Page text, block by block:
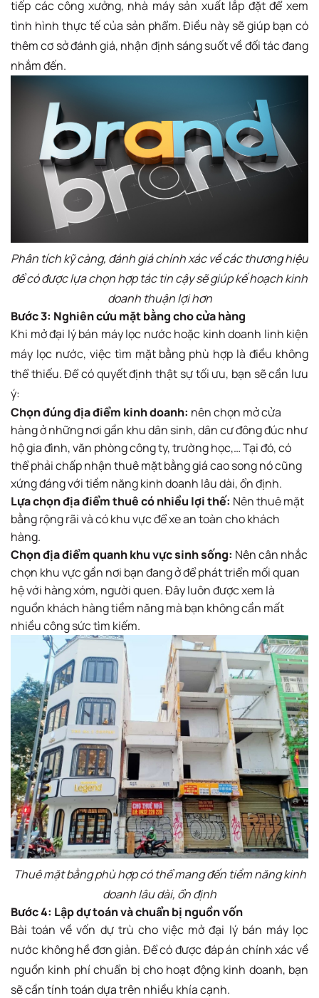
tiếp các công xưởng, nhà máy sản xuất lắp đặt để xem
tình hình thực tế của sản phẩm. Điều này sẽ giúp bạn có
thêm cơ sở đánh giá, nhận định sáng suốt về đối tác đang
nhắm đến.
Phân tích kỹ càng, đánh giá chính xác về các thương hiệu
để có được lựa chọn hợp tác tin cậy sẽ giúp kế hoạch kinh
doanh thuận lợi hơn
Bước 3: Nghiên cứu mặt bằng cho cửa hàng
Khi mở đại lý bán máy lọc nước hoặc kinh doanh linh kiện
máy lọc nước, việc tìm mặt bằng phù hợp là điều không
thể thiếu. Để có quyết định thật sự tối ưu, bạn sẽ cần lưu
ý:
Chọn đúng địa điểm kinh doanh: nên chọn mở cửa
hàng ở những nơi gần khu dân sinh, dân cư đông đúc như
hộ gia đình, văn phòng công ty, trường học,… Tại đó, có
thể phải chấp nhận thuê mặt bằng giá cao song nó cũng
xứng đáng với tiềm năng kinh doanh lâu dài, ổn định.
Lựa chọn địa điểm thuê có nhiều lợi thế: Nên thuê mặt
bằng rộng rãi và có khu vực để xe an toàn cho khách
hàng.
Chọn địa điểm quanh khu vực sinh sống: Nên cân nhắc
chọn khu vực gần nơi bạn đang ở để phát triển mối quan
hệ với hàng xóm, người quen. Đây luôn được xem là
nguồn khách hàng tiềm năng mà bạn không cần mất
nhiều công sức tìm kiếm.
Thuê mặt bằng phù hợp có thể mang đến tiềm năng kinh
doanh lâu dài, ổn định
Bước 4: Lập dự toán và chuẩn bị nguồn vốn
Bài toán về vốn dự trù cho việc mở đại lý bán máy lọc
nước không hề đơn giản. Để có được đáp án chính xác về
nguồn kinh phí chuẩn bị cho hoạt động kinh doanh, bạn
sẽ cần tính toán dựa trên nhiều khía cạnh.